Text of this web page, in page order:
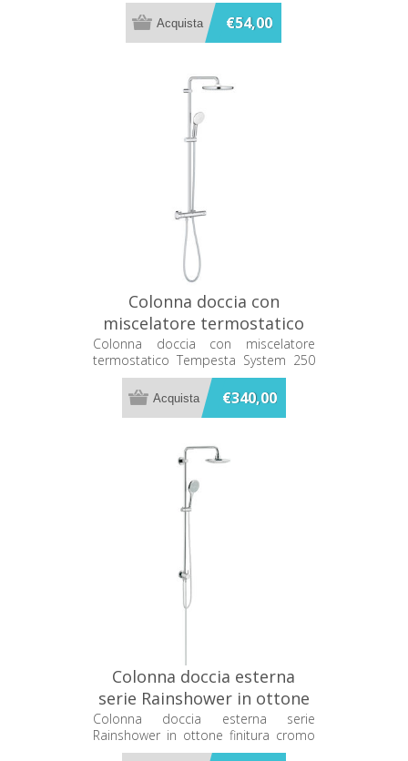
€54,00
Colonna doccia con
miscelatore termostatico
Tempesta System 250
Grohe 26670001
Colonna doccia con miscelatore
termostatico Tempesta System 250
Grohe 26670001
€340,00
Colonna doccia esterna
serie Rainshower in ottone
finitura cromo con
deviatore 27430000
Colonna doccia esterna serie
Rainshower in ottone finitura cromo
con deviatore 27430000